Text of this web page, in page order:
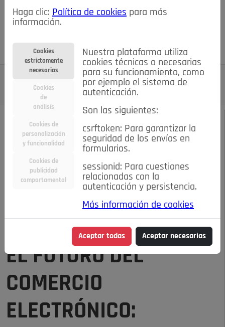
TABLÓN DE ANUNCIOS MIS ANUNCIOS CONTACTO
NOSOTROS
Su cuenta Regístrese ¿Olvidó su contraseña?
FEBRERO DE 2024
Escucha el audio de este artículo:
EL FUTURO DEL COMERCIO ELECTRÓNICO: OPORTUNIDADES PARA
EL FUTURO DEL
COMERCIO
ELECTRÓNICO:
Haga clic: Política de cookies para más
información.
Cookies
estrictamente
necesarias
Cookies
de
análisis
Cookies de
personalización
y funcionalidad
Cookies de
publicidad
comportamental
Nuestra plataforma utiliza
cookies técnicas o necesarias
para su funcionamiento, como
por ejemplo el sistema de
autenticación.
Son las siguientes:
csrftoken: Para garantizar la
seguridad de los envíos en
formularios.
sessionid: Para cuestiones
relacionadas con la
autenticación y persistencia.
Más información de cookies
Aceptar todas Aceptar necesarias